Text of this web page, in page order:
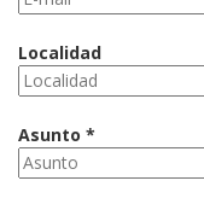
Localidad
Asunto *